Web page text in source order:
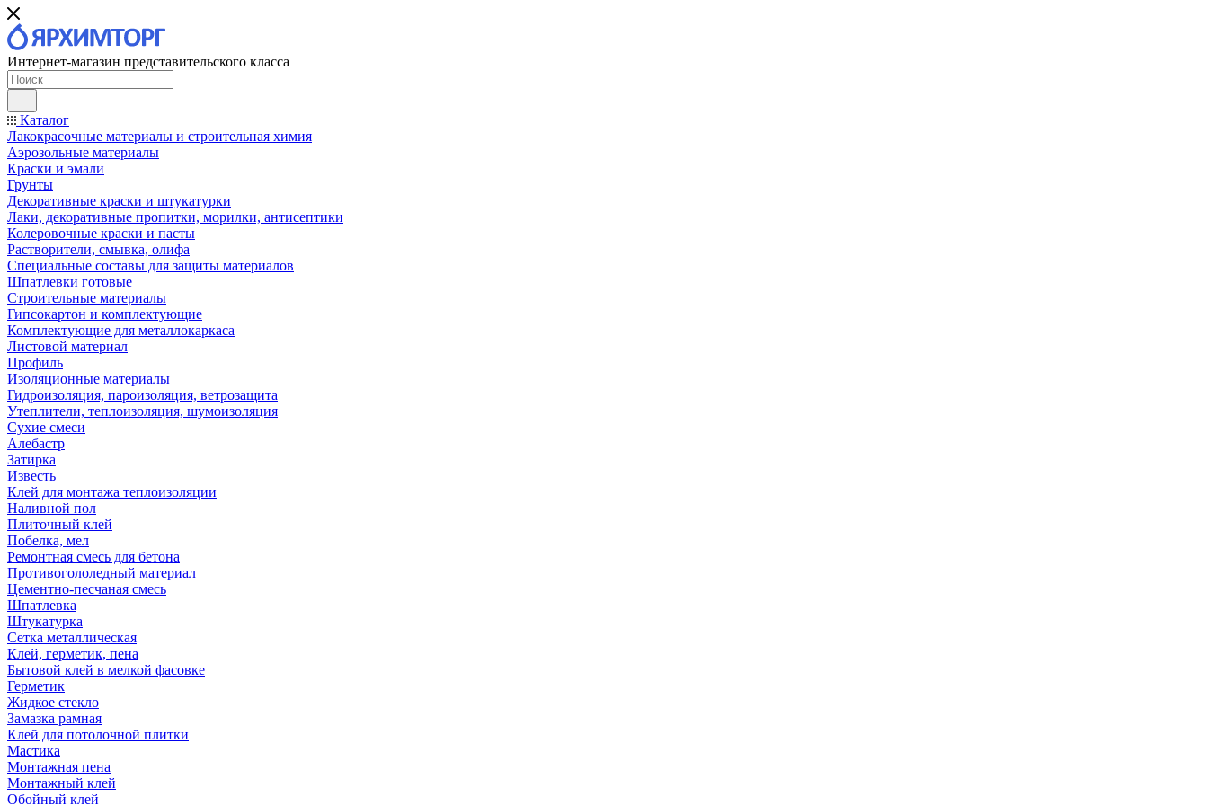
Интернет-магазин представительского класса
Каталог
Лакокрасочные материалы и строительная химия
Аэрозольные материалы
Краски и эмали
Грунты
Декоративные краски и штукатурки
Лаки, декоративные пропитки, морилки, антисептики
Колеровочные краски и пасты
Растворители, смывка, олифа
Специальные составы для защиты материалов
Шпатлевки готовые
Строительные материалы
Гипсокартон и комплектующие
Комплектующие для металлокаркаса
Листовой материал
Профиль
Изоляционные материалы
Гидроизоляция, пароизоляция, ветрозащита
Утеплители, теплоизоляция, шумоизоляция
Сухие смеси
Алебастр
Затирка
Известь
Клей для монтажа теплоизоляции
Наливной пол
Плиточный клей
Побелка, мел
Ремонтная смесь для бетона
Противогололедный материал
Цементно-песчаная смесь
Шпатлевка
Штукатурка
Сетка металлическая
Клей, герметик, пена
Бытовой клей в мелкой фасовке
Герметик
Жидкое стекло
Замазка рамная
Клей для потолочной плитки
Мастика
Монтажная пена
Монтажный клей
Обойный клей